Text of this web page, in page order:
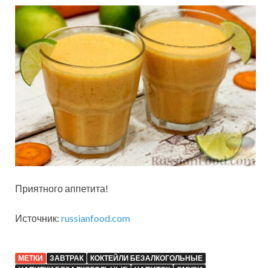
Приятного аппетита!
Источник: russianfood.com
МЕТКИ ЗАВТРАК
КОКТЕЙЛИ БЕЗАЛКОГОЛЬНЫЕ